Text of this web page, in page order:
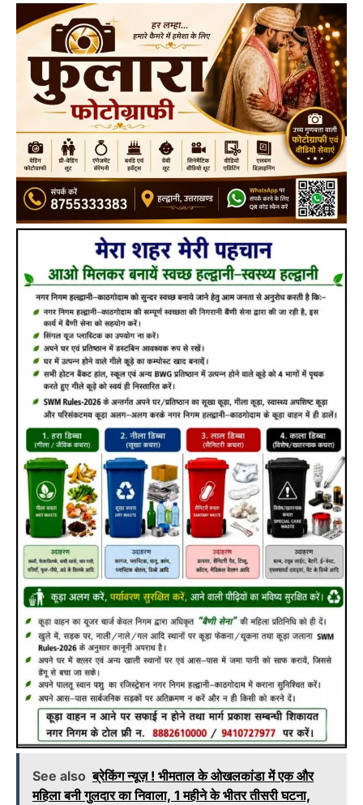
See also ब्रेकिंग न्यूज़ ! भीमताल के ओखलकांडा में एक और
महिला बनी गुलदार का निवाला, 1 महीने के भीतर तीसरी घटना,